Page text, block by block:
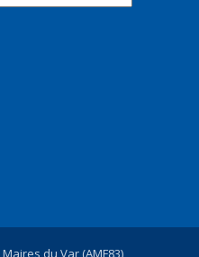
du Var (AMF83)